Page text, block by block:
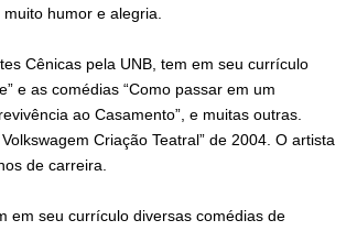
humor e alegria.
Cênicas pela UNB, tem em seu currículo
e as comédias “Como passar em um
ao Casamento”, e muitas outras.
Criação Teatral” de 2004. O artista
de carreira.
em seu currículo diversas comédias de